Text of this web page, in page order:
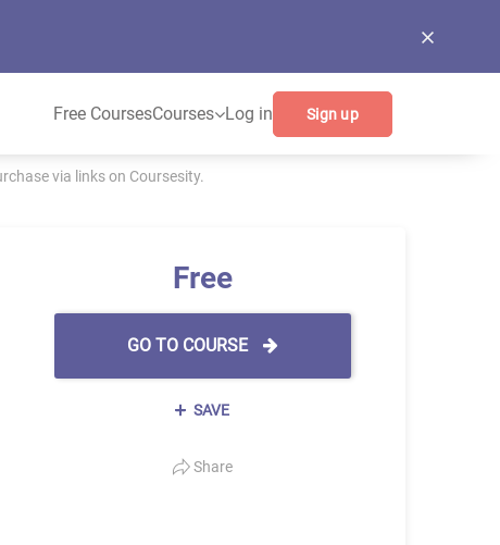
Free CoursesCourses Log in Sign up
via links on Coursesity.
Free
GO TO COURSE
SAVE
Share